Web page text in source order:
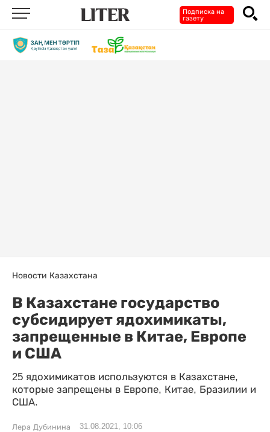
Подписка на
газету
Новости Казахстана
В Казахстане государство
субсидирует ядохимикаты,
запрещенные в Китае, Европе
и США
25 ядохимикатов используются в Казахстане,
которые запрещены в Европе, Китае, Бразилии и
США.
Лера Дубинина 31.08.2021, 10:06